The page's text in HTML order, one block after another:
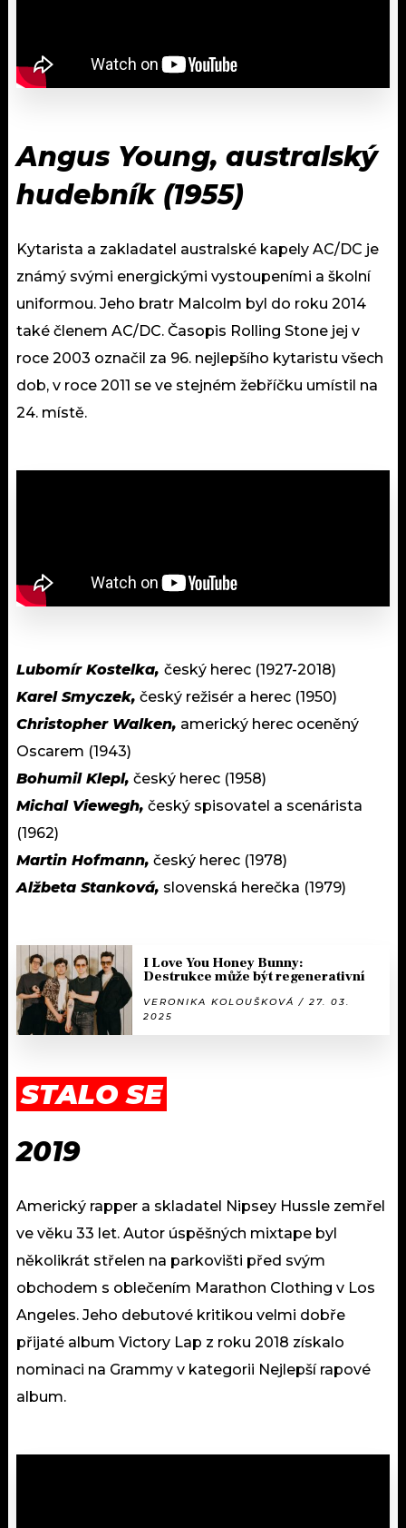
Angus Young, australský
hudebník (1955)
Kytarista a zakladatel australské kapely AC/DC je
známý svými energickými vystoupeními a školní
uniformou. Jeho bratr Malcolm byl do roku 2014
také členem AC/DC. Časopis Rolling Stone jej v
roce 2003 označil za 96. nejlepšího kytaristu všech
dob, v roce 2011 se ve stejném žebříčku umístil na
24. místě.
Lubomír Kostelka, český herec (1927-2018)
Karel Smyczek, český režisér a herec (1950)
Christopher Walken, americký herec oceněný
Oscarem (1943)
Bohumil Klepl, český herec (1958)
Michal Viewegh, český spisovatel a scenárista
(1962)
Martin Hofmann, český herec (1978)
Alžbeta Stanková, slovenská herečka (1979)
I Love You Honey Bunny:
Destrukce může být regenerativní
VERONIKA KOLOUŠKOVÁ / 27. 03.
2025
STALO SE
2019
Americký rapper a skladatel Nipsey Hussle zemřel
ve věku 33 let. Autor úspěšných mixtape byl
několikrát střelen na parkovišti před svým
obchodem s oblečením Marathon Clothing v Los
Angeles. Jeho debutové kritikou velmi dobře
přijaté album Victory Lap z roku 2018 získalo
nominaci na Grammy v kategorii Nejlepší rapové
album.